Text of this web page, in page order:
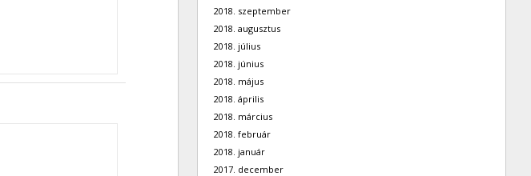
2018. szeptember
2018. augusztus
2018. július
2018. június
2018. május
2018. április
2018. március
2018. február
2018. január
2017. december